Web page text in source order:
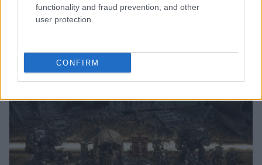
functionality and fraud prevention, and other
user protection.
CONFIRM
Andrea Conforti · 5 Ago 2026